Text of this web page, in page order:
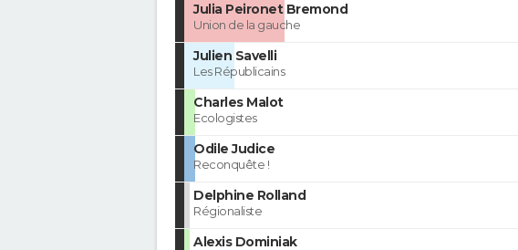
Julia Peironet Bremond
Union de la gauche
Julien Savelli
Les Républicains
Charles Malot
Ecologistes
Odile Judice
Reconquête !
Delphine Rolland
Régionaliste
Alexis Dominiak